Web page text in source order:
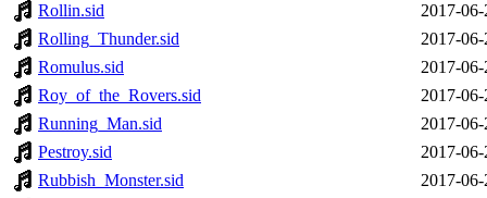
Rollin.sid
2017-
Rolling_Thunder.sid
2017-
Romulus.sid
2017-
Roy_of_the_Rovers.sid
2017-
Running_Man.sid
2017-
Pestroy.sid
2017-
Rubbish_Monster.sid
2017-